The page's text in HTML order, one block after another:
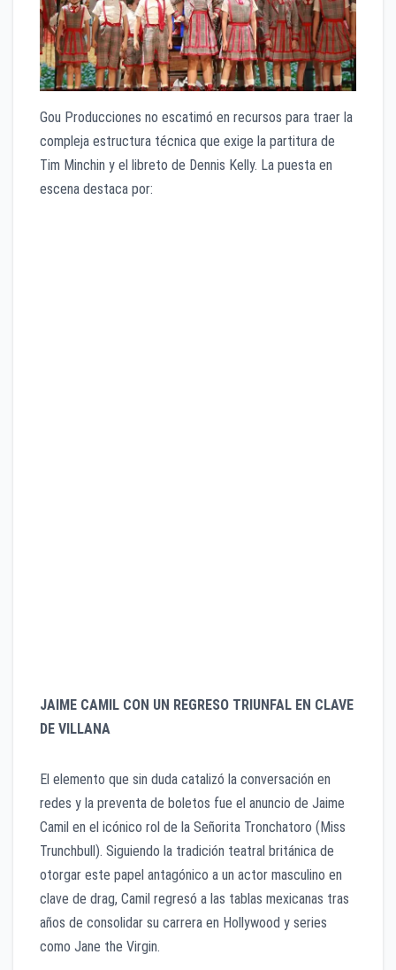
Gou Producciones no escatimó en recursos para traer la
compleja estructura técnica que exige la partitura de
Tim Minchin y el libreto de Dennis Kelly. La puesta en
escena destaca por:
JAIME CAMIL CON UN REGRESO TRIUNFAL EN CLAVE
DE VILLANA
El elemento que sin duda catalizó la conversación en
redes y la preventa de boletos fue el anuncio de Jaime
Camil en el icónico rol de la Señorita Tronchatoro (Miss
Trunchbull). Siguiendo la tradición teatral británica de
otorgar este papel antagónico a un actor masculino en
clave de drag, Camil regresó a las tablas mexicanas tras
años de consolidar su carrera en Hollywood y series
como Jane the Virgin.